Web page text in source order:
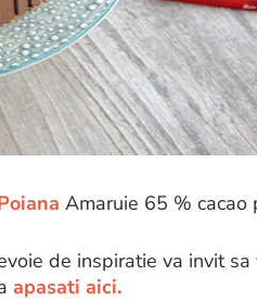
Amaruie 65 %
de inspiratie va invit
apasati aici.